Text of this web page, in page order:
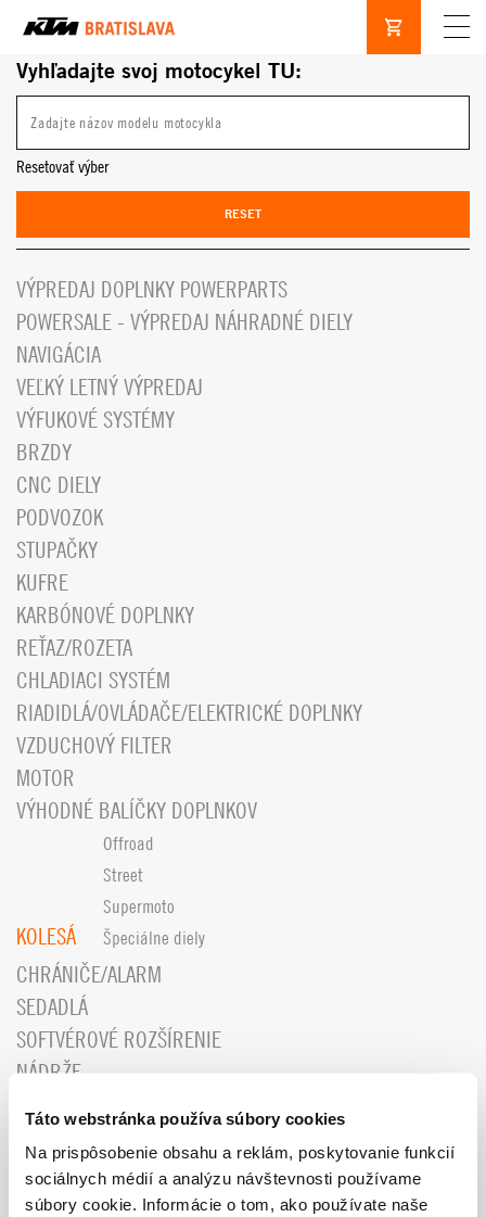
Táto webstránka používa súbory cookies
Na prispôsobenie obsahu a reklám, poskytovanie funkcií
sociálnych médií a analýzu návštevnosti používame
súbory cookie. Informácie o tom, ako používate naše
Vyhľadajte svoj motocykel TU:
Resetovať výber
RESET
VÝPREDAJ DOPLNKY POWERPARTS
POWERSALE - VÝPREDAJ NÁHRADNÉ DIELY
NAVIGÁCIA
VEĽKÝ LETNÝ VÝPREDAJ
VÝFUKOVÉ SYSTÉMY
BRZDY
CNC DIELY
PODVOZOK
STUPAČKY
KUFRE
KARBÓNOVÉ DOPLNKY
REŤAZ/ROZETA
CHLADIACI SYSTÉM
RIADIDLÁ/OVLÁDAČE/ELEKTRICKÉ DOPLNKY
VZDUCHOVÝ FILTER
MOTOR
VÝHODNÉ BALÍČKY DOPLNKOV
KOLESÁ
Offroad
Street
Supermoto
Špeciálne diely
CHRÁNIČE/ALARM
SEDADLÁ
SOFTVÉROVÉ ROZŠÍRENIE
NÁDRŽE
PLASTY/POLEPY
NÁRADIE/TRANSPORT
PREDNÉ ŠTÍTY
NÁHRADNÉ DIELY